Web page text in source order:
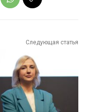
Следующая статья